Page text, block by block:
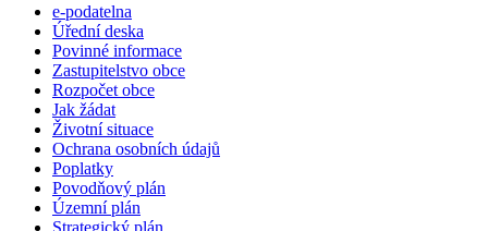
e-podatelna
Úřední deska
Povinné informace
Zastupitelstvo obce
Rozpočet obce
Jak žádat
Životní situace
Ochrana osobních údajů
Poplatky
Povodňový plán
Územní plán
Strategický plán